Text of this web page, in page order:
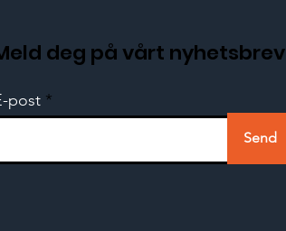
deg på vårt nyhetsbrev
post
Send